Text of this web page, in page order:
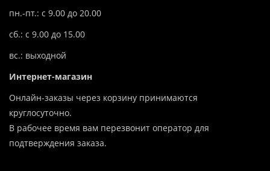
пн.-пт.: с 9.00 до 20.00
сб.: с 9.00 до 15.00
вс.: выходной
Интернет-магазин
Онлайн-заказы через корзину принимаются
круглосуточно.
В рабочее время вам перезвонит оператор для
подтверждения заказа.